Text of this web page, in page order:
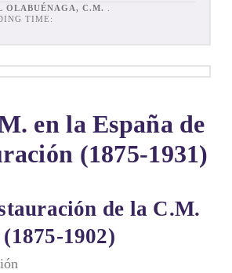
OLABUÉNAGA, C.M.
TIME:
en la España de
(1875-1931)
de la C.M.
(1875-1902)